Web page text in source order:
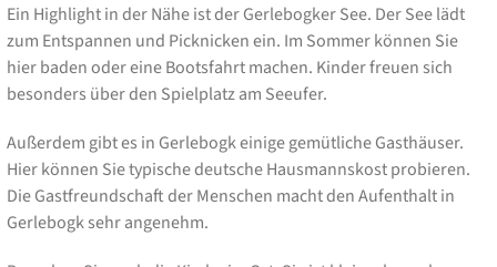
Ein Highlight in der Nähe ist der Gerlebogker See. Der See lädt
zum Entspannen und Picknicken ein. Im Sommer können Sie
hier baden oder eine Bootsfahrt machen. Kinder freuen sich
besonders über den Spielplatz am Seeufer.
Außerdem gibt es in Gerlebogk einige gemütliche Gasthäuser.
Hier können Sie typische deutsche Hausmannskost probieren.
Die Gastfreundschaft der Menschen macht den Aufenthalt in
Gerlebogk sehr angenehm.